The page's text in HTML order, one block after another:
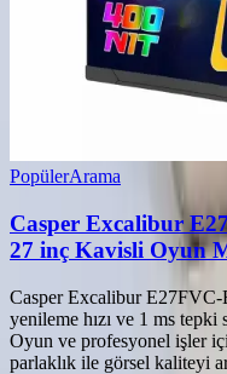
PopülerArama
Casper Excalibur
27 inç Kavisli Oyun
Casper Excalibur
yenileme hızı ve 1 ms
Oyun ve profesyonel işler
parlaklık ile görsel kaliteyi